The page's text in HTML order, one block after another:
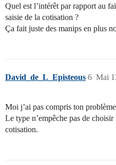
Quel est l’intérêt par rapport au
saisie de la cotisation ?
Ça fait juste des manips en plus
David_de_L_Episteous Mai
6
Moi j’ai pas compris ton
Le type n’empêche pas de
cotisation.